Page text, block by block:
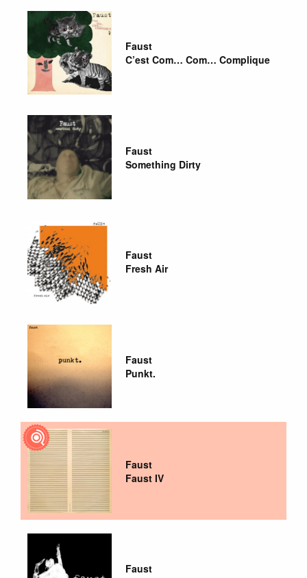
Faust
C’est Com… Com… Complique
Faust
Something Dirty
Faust
Fresh Air
Faust
Punkt.
Faust
Faust IV
Faust